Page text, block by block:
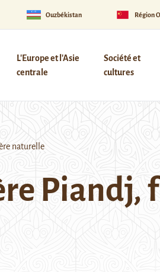
Ouzbékistan Région
L'Europe et l'Asie
centrale
Société et
cultures
naturelle